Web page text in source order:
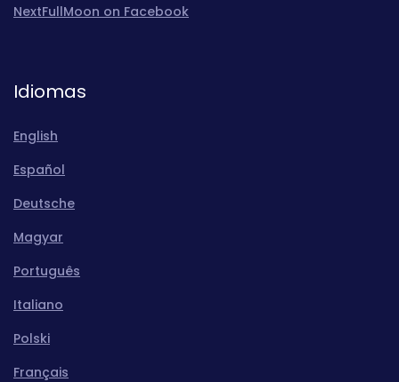
NextFullMoon on Facebook
Idiomas
English
Español
Deutsche
Magyar
Português
Italiano
Polski
Français